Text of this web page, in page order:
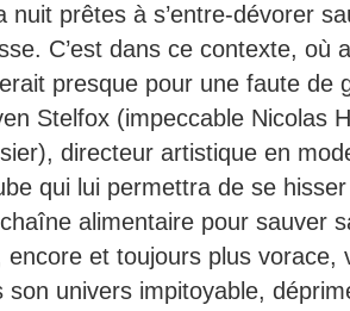
nuit prêtes à s’entre-dévorer
C’est dans ce contexte, où
presque pour une faute de
Stelfox (impeccable Nicolas
directeur artistique en
qui lui permettra de se
alimentaire pour sauver
encore et toujours plus vorace,
son univers impitoyable,